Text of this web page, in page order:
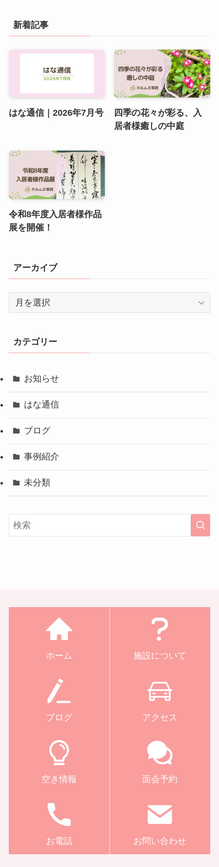
新着記事
はな通信｜2026年7月号
四季の花々が彩る、入
居者様癒しの中庭
令和8年度入居者様作品
展を開催！
アーカイブ
ー
イ
ブ
カテゴリー
お知らせ
はな通信
ブログ
事例紹介
未分類
ホーム 施設について
ブログ アクセス
空き情報 面会予約
お電話 お問い合わせ